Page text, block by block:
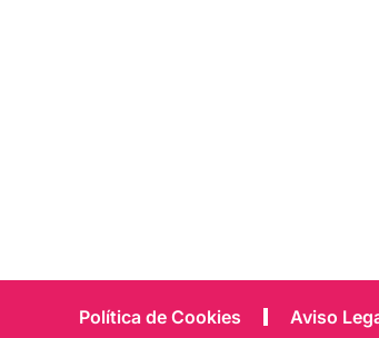
Política de Cookies Aviso